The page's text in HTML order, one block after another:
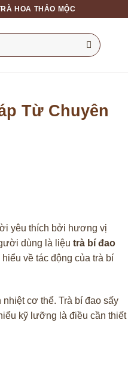
HOA THẢO MỘC
Từ Chuyên
yêu thích bởi hương vị
dùng là liệu trà bí đao
về tác động của trà bí
cơ thể. Trà bí đao sấy
kỹ lưỡng là điều cần thiết